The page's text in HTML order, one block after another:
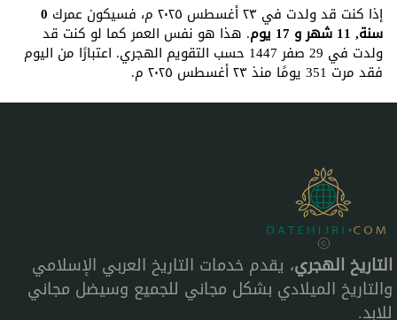
إذا كنت قد ولدت في ٢٣ أغسطس ٢٠٢٥ م، فسيكون عمرك 0
سنة, 11 شهر و 17 يوم . هذا هو نفس العمر كما لو كنت قد
ولدت في 29 صفر 1447 حسب التقويم الهجري. اعتبارًا من اليوم
فقد مرت 351 يومًا منذ ٢٣ أغسطس ٢٠٢٥ م.
التاريخ الهجري، يقدم خدمات التاريخ العربي الإسلامي
والتاريخ الميلادي بشكل مجاني للجميع وسيضل مجاني
للإبد.